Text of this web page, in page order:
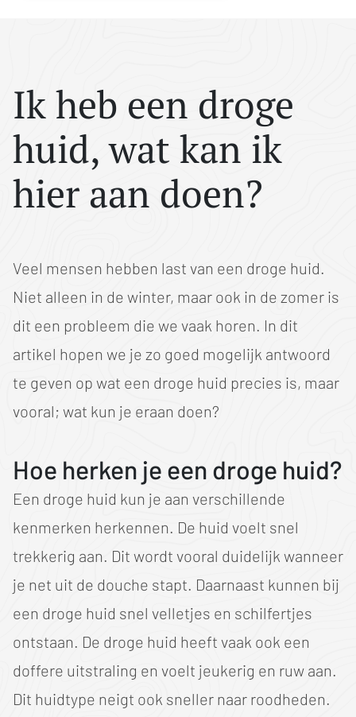
Ik heb een droge
huid, wat kan ik
hier aan doen?
Veel mensen hebben last van een droge huid.
Niet alleen in de winter, maar ook in de zomer is
dit een probleem die we vaak horen. In dit
artikel hopen we je zo goed mogelijk antwoord
te geven op wat een droge huid precies is, maar
vooral; wat kun je eraan doen?
Hoe herken je een droge huid?
Een droge huid kun je aan verschillende
kenmerken herkennen. De huid voelt snel
trekkerig aan. Dit wordt vooral duidelijk wanneer
je net uit de douche stapt. Daarnaast kunnen bij
een droge huid snel velletjes en schilfertjes
ontstaan. De droge huid heeft vaak ook een
doffere uitstraling en voelt jeukerig en ruw aan.
Dit huidtype neigt ook sneller naar roodheden.